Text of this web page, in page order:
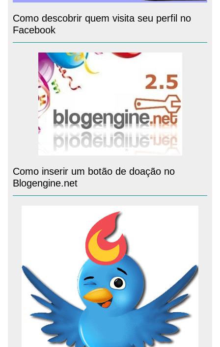
Como descobrir quem visita seu perfil no
Facebook
Como inserir um botão de doação no
Blogengine.net